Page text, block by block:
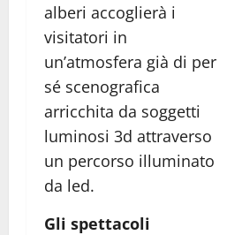
alberi accoglierà i
visitatori in
un’atmosfera già di per
sé scenografica
arricchita da soggetti
luminosi 3d attraverso
un percorso illuminato
da led.
Gli spettacoli